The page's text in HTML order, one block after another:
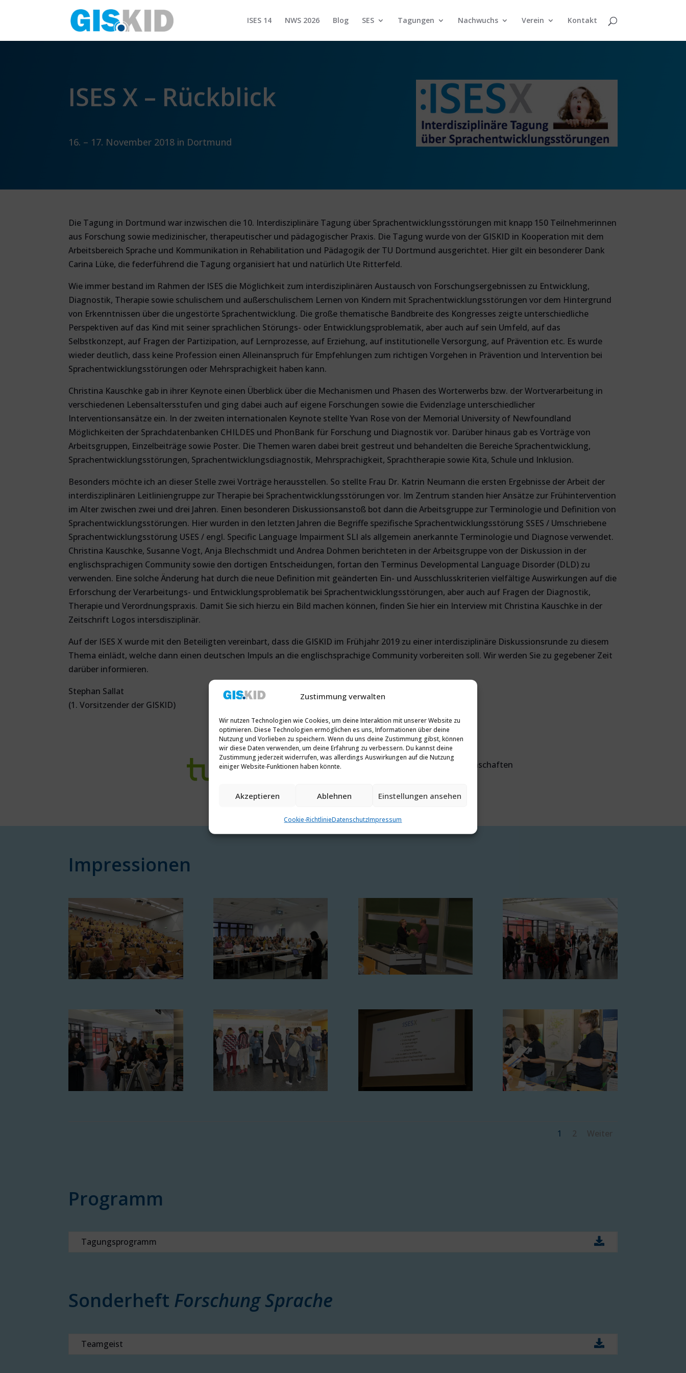
Zustimmung verwalten
Wir nutzen Technologien wie Cookies, um deine Interaktion mit unserer Website zu
optimieren. Diese Technologien ermöglichen es uns, Informationen über deine
Nutzung und Vorlieben zu speichern. Wenn du uns deine Zustimmung gibst, können
wir diese Daten verwenden, um deine Erfahrung zu verbessern. Du kannst deine
Zustimmung jederzeit widerrufen, was allerdings Auswirkungen auf die Nutzung
einiger Website-Funktionen haben könnte.
Akzeptieren Ablehnen Einstellungen ansehen
Cookie-RichtlinieDatenschutzImpressum
ISES 14 NWS 2026 Blog SES Tagungen Nachwuchs Verein Kontakt
ISES X – Rückblick
16. – 17. November 2018 in Dortmund
Die Tagung in Dortmund war inzwischen die 10. Interdisziplinäre Tagung über Sprachentwicklungsstörungen mit knapp 150 Teilnehmerinnen
aus Forschung sowie medizinischer, therapeutischer und pädagogischer Praxis. Die Tagung wurde von der GISKID in Kooperation mit dem
Arbeitsbereich Sprache und Kommunikation in Rehabilitation und Pädagogik der TU Dortmund ausgerichtet. Hier gilt ein besonderer Dank
Carina Lüke, die federführend die Tagung organisiert hat und natürlich Ute Ritterfeld.
Wie immer bestand im Rahmen der ISES die Möglichkeit zum interdisziplinären Austausch von Forschungsergebnissen zu Entwicklung,
Diagnostik, Therapie sowie schulischem und außerschulischem Lernen von Kindern mit Sprachentwicklungsstörungen vor dem Hintergrund
von Erkenntnissen über die ungestörte Sprachentwicklung. Die große thematische Bandbreite des Kongresses zeigte unterschiedliche
Perspektiven auf das Kind mit seiner sprachlichen Störungs- oder Entwicklungsproblematik, aber auch auf sein Umfeld, auf das
Selbstkonzept, auf Fragen der Partizipation, auf Lernprozesse, auf Erziehung, auf institutionelle Versorgung, auf Prävention etc. Es wurde
wieder deutlich, dass keine Profession einen Alleinanspruch für Empfehlungen zum richtigen Vorgehen in Prävention und Intervention bei
Sprachentwicklungsstörungen oder Mehrsprachigkeit haben kann.
Christina Kauschke gab in ihrer Keynote einen Überblick über die Mechanismen und Phasen des Worterwerbs bzw. der Wortverarbeitung in
verschiedenen Lebensaltersstufen und ging dabei auch auf eigene Forschungen sowie die Evidenzlage unterschiedlicher
Interventionsansätze ein. In der zweiten internationalen Keynote stellte Yvan Rose von der Memorial University of Newfoundland
Möglichkeiten der Sprachdatenbanken CHILDES und PhonBank für Forschung und Diagnostik vor. Darüber hinaus gab es Vorträge von
Arbeitsgruppen, Einzelbeiträge sowie Poster. Die Themen waren dabei breit gestreut und behandelten die Bereiche Sprachentwicklung,
Sprachentwicklungsstörungen, Sprachentwicklungsdiagnostik, Mehrsprachigkeit, Sprachtherapie sowie Kita, Schule und Inklusion.
Besonders möchte ich an dieser Stelle zwei Vorträge herausstellen. So stellte Frau Dr. Katrin Neumann die ersten Ergebnisse der Arbeit der
interdisziplinären Leitliniengruppe zur Therapie bei Sprachentwicklungsstörungen vor. Im Zentrum standen hier Ansätze zur Frühintervention
im Alter zwischen zwei und drei Jahren. Einen besonderen Diskussionsanstoß bot dann die Arbeitsgruppe zur Terminologie und Definition von
Sprachentwicklungsstörungen. Hier wurden in den letzten Jahren die Begriffe spezifische Sprachentwicklungsstörung SSES / Umschriebene
Sprachentwicklungsstörung USES / engl. Specific Language Impairment SLI als allgemein anerkannte Terminologie und Diagnose verwendet.
Christina Kauschke, Susanne Vogt, Anja Blechschmidt und Andrea Dohmen berichteten in der Arbeitsgruppe von der Diskussion in der
englischsprachigen Community sowie den dortigen Entscheidungen, fortan den Terminus Developmental Language Disorder (DLD) zu
verwenden. Eine solche Änderung hat durch die neue Definition mit geänderten Ein- und Ausschlusskriterien vielfältige Auswirkungen auf die
Erforschung der Verarbeitungs- und Entwicklungsproblematik bei Sprachentwicklungsstörungen, aber auch auf Fragen der Diagnostik,
Therapie und Verordnungspraxis. Damit Sie sich hierzu ein Bild machen können, finden Sie hier ein Interview mit Christina Kauschke in der
Zeitschrift Logos intersdisziplinär.
Auf der ISES X wurde mit den Beteiligten vereinbart, dass die GISKID im Frühjahr 2019 zu einer interdisziplinäre Diskussionsrunde zu diesem
Thema einlädt, welche dann einen deutschen Impuls an die englischsprachige Community vorbereiten soll. Wir werden Sie zu gegebener Zeit
darüber informieren.
Stephan Sallat
(1. Vorsitzender der GISKID)
Veranstaltungsort
Fakultät Rehabilitationswissenschaften
44227 Dortmund
Impressionen
1 2 Weiter
Programm
Tagungsprogramm
Sonderheft Forschung Sprache
Teamgeist